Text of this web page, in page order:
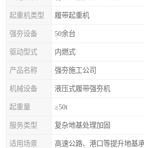
起重机类型 履带起重机
强夯设备 50余台
驱动型式 内燃式
产品名称 强夯施工公司
机械设备 液压式履带强夯机
起重量 ≥50t
服务类型 复杂地基处理加固
适用场景 高速公路、港口等提升地基